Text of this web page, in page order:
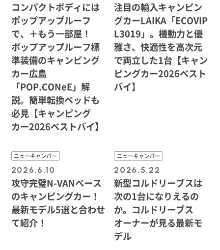
コンパクトボディには
ポップアップルーフ
で、＋もう一部屋！
ポップアップルーフ標
準装備のキャンピング
カー広島
「POP.CONeE」解
説。簡単転換ベッドも
必見【キャンピング
カー2026ベストバイ】
注目の輸入キャンピン
グカーLAIKA「ECOVIP
L3019」。機動力と優
雅さ、快適性を高次元
で両立した1台【キャン
ピングカー2026ベスト
バイ】
ニューキャンパー
2026.6.10
攻守完璧N-VANベース
のキャンピングカー！
最新モデル5選と合わせ
て紹介！
ニューキャンパー
2026.5.22
新型コルドリーブスは
次の1台になりえるの
か。コルドリーブス
オーナーが見る最新モ
デル